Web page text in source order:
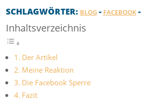
SCHLAGWÖRTER: BLOG- FACEBOOK-
Inhaltsverzeichnis
Der Artikel
Meine Reaktion
Die Facebook Sperre
Fazit